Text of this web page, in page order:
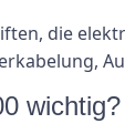
die
wichtig?